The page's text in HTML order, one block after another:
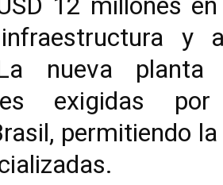
y
nueva planta
exigidas por
permitiendo